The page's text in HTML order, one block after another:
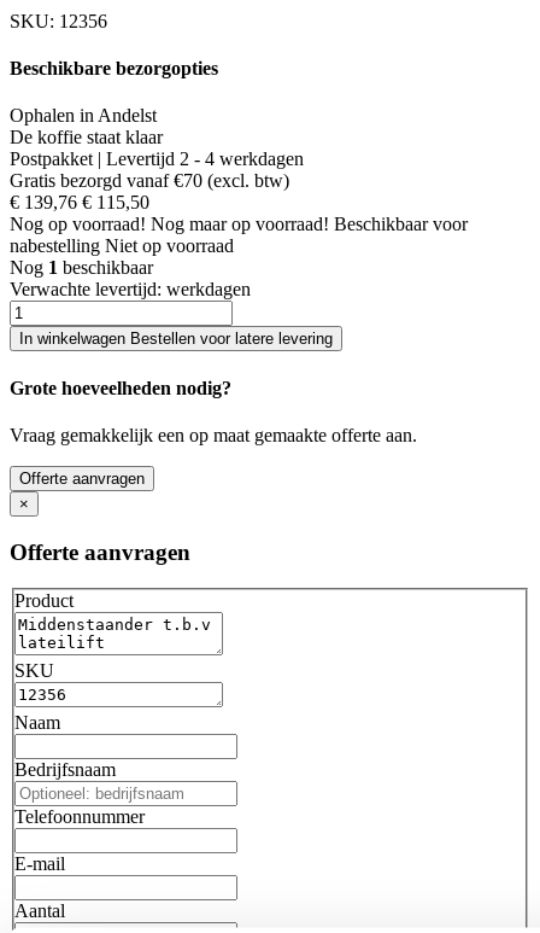
SKU: 12356
Beschikbare bezorgopties
Ophalen in Andelst
De koffie staat klaar
Postpakket | Levertijd 2 - 4 werkdagen
Gratis bezorgd vanaf €70 (excl. btw)
€ 139,76 € 115,50
Nog op voorraad! Nog maarop voorraad! Beschikbaar voor
nabestelling Niet op voorraad
Nog 1 beschikbaar
Verwachte levertijd: werkdagen
In winkelwagen Bestellen voor latere levering
Grote hoeveelheden nodig?
Vraag gemakkelijk een op maat gemaakte offerte aan.
Offerte aanvragen
×
Offerte aanvragen
Product
SKU
Naam
Bedrijfsnaam
Telefoonnummer
E-mail
Aantal